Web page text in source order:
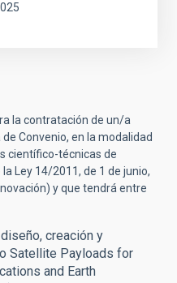
la contratación de un/a
Convenio, en la modalidad
científico-técnicas de
Ley 14/2011, de 1 de junio,
y que tendrá entre
creación y
Satellite Payloads for
and Earth